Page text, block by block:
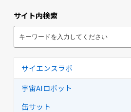
サイト内検索
サイエンスラボ
宇宙AIロボット
缶サット